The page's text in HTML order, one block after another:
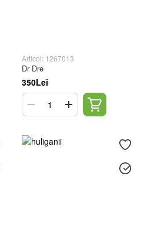
Articol: 1267013
Dr Dre
350Lei